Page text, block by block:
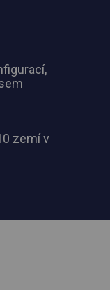
zemí v